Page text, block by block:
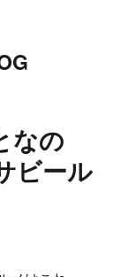
なの
ビール